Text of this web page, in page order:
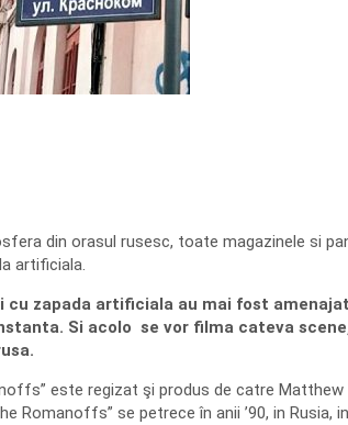
din orasul rusesc, toate magazinele si
artificiala.
cu zapada artificiala au mai fost
Si acolo se vor filma cateva
este regizat şi produs de catre Matthew
Romanoffs” se petrece în anii ’90, in